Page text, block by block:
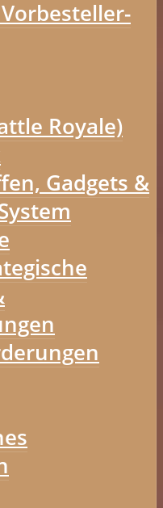
Royale)
Gadgets &